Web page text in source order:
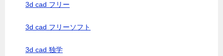
3d cad フリー
3d cad フリーソフト
3d cad 独学